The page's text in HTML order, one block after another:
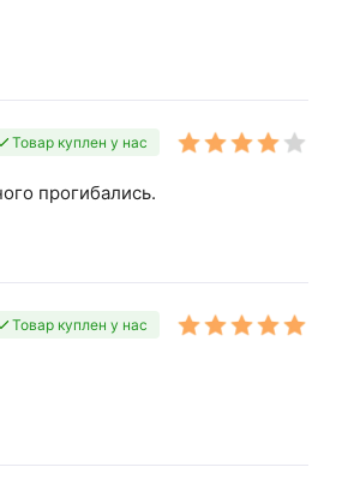
Товар куплен у нас
прогибались.
Товар куплен у нас